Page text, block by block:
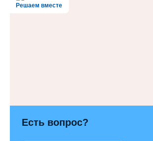
Решаем вместе
Есть вопрос?